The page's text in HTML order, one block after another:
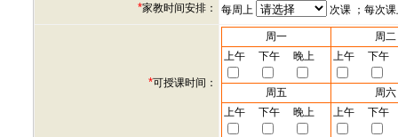
*家教时间安排： 每周上 次课 ；每次
*可授课时间：
周一
周二
上午
下午 晚上 上午 下午
周五
周六
上午
下午 晚上 上午 下午